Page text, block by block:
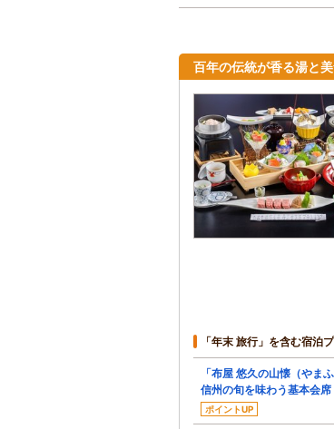
百年の伝統が香る湯と
「年末 旅行」を含む宿泊
「布屋 悠久の山懐（やま
信州の旬を味わう基本会席
ポイントUP